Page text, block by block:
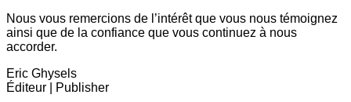
Nous vous remercions de l’intérêt que vous nous témoignez
ainsi que de la confiance que vous continuez à nous
accorder.
Eric Ghysels
Éditeur | Publisher